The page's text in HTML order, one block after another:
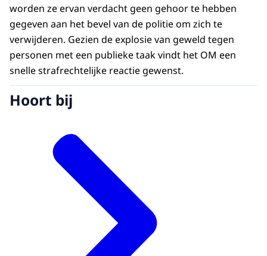
worden ze ervan verdacht geen gehoor te hebben
gegeven aan het bevel van de politie om zich te
verwijderen. Gezien de explosie van geweld tegen
personen met een publieke taak vindt het OM een
snelle strafrechtelijke reactie gewenst.
Hoort bij